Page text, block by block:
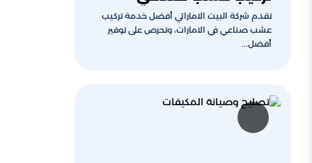
تقدم شركة البيت الاماراتي أفضل خدمة تركيب
عشب صناعي في الامارات، وتحرص على توفير
أفضل...